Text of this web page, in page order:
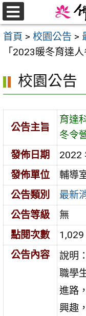
跳
至
主首頁 > 校園公告 >
「2023暖冬育達人
校園公告
公告主旨
育達
冬令
發佈日期
2022
發佈單位
輔導
公告類別
最新
公告等級
無
點閱次數
1,029
公告內容
說明
職學
進路
興趣
選
單